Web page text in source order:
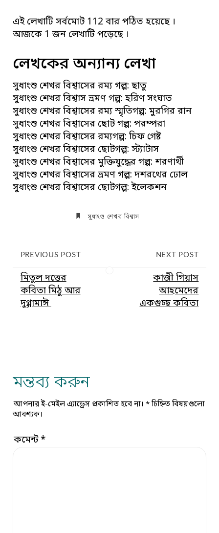
এই লেখাটি সর্বমোট 112 বার পঠিত হয়েছে ।
আজকে 1 জন লেখাটি পড়েছে ।
লেখকের অন্যান্য লেখা
সুধাংশু শেখর বিশ্বাসের রম্য গল্প: ছাতু
সুধাংশু শেখর বিশ্বাস ভ্রমণ গল্প: হরিণ সংঘাত
সুধাংশু শেখর বিশ্বাসের রম্য স্মৃতিগল্প: মুরগির রান
সুধাংশু শেখর বিশ্বাসের ছোট গল্প: পরম্পরা
সুধাংশু শেখর বিশ্বাসের রম্যগল্প: চিফ গেষ্ট
সুধাংশু শেখর বিশ্বাসের ছোটগল্প: স্ট্যাটাস
সুধাংশু শেখর বিশ্বাসের মুক্তিযুদ্ধের গল্প: শরণার্থী
সুধাংশু শেখর বিশ্বাসের ভ্রমণ গল্প: দশরথের ঢোল
সুধাংশু শেখর বিশ্বাসের ছোটগল্প: ইলেকশন
সুধাংশু শেখর বিশ্বাস
PREVIOUS POST
মিতুল দত্তের
কবিতা মিঠু আর
দুগ্গামাঈ
NEXT POST
কাজী গিয়াস
আহমেদের
একগুচ্ছ কবিতা
মন্তব্য করুন
আপনার ই-মেইল এ্যাড্রেস প্রকাশিত হবে না। *চিহ্নিত বিষয়গুলো
আবশ্যক।
কমেন্ট*